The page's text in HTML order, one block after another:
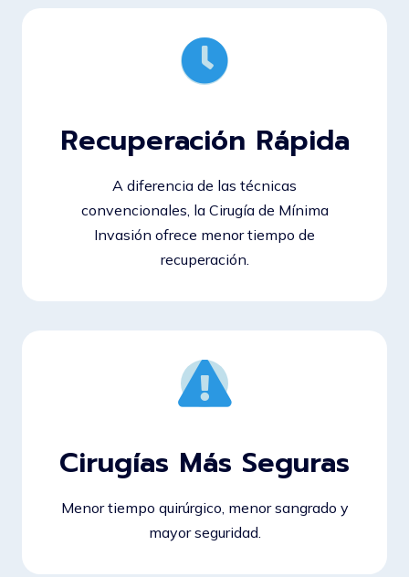
Recuperación Rápida
A diferencia de las técnicas
convencionales, la Cirugía de Mínima
Invasión ofrece menor tiempo de
recuperación.
Cirugías Más Seguras
Menor tiempo quirúrgico, menor sangrado y
mayor seguridad.